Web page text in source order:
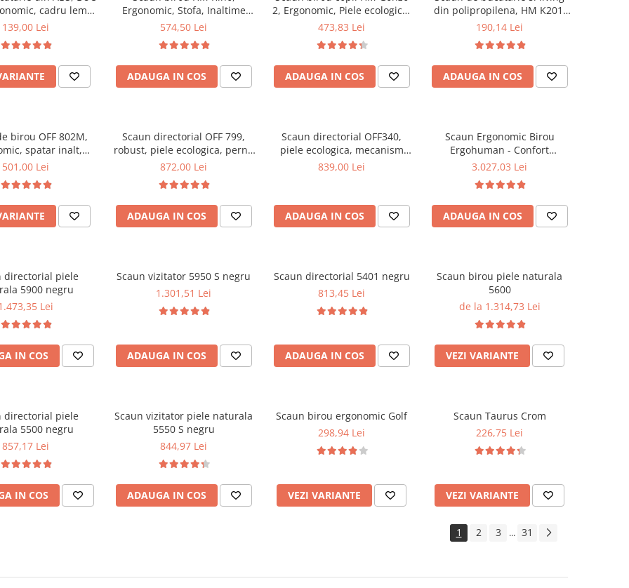
cadru lemn,
100 kg
139,00 Lei
Ergonomic, Stofa, Inaltime
reglabila, Mecanism
cm, Gri
574,50 Lei
ADAUGA IN COS
2, Ergonomic, Piele ecologica,
Inaltime ajustabila, Mecanism
473,83 Lei
ADAUGA IN COS
din polipropilena, HM K201,
ergonomic, baza lemn masiv,
100 kg, alb
190,14 Lei
ADAUGA IN COS
birou OFF 802M,
spatar inalt,
balans, roti
501,00 Lei
Scaun directorial OFF 799,
robust, piele ecologica, perne
duble, baza cromata,
872,00 Lei
ADAUGA IN COS
Scaun directorial OFF340,
piele ecologica, mecanism
balans, robust, rabatabil 180
839,00 Lei
ADAUGA IN COS
Scaun Ergonomic Birou
Ergohuman - Confort
Premium, Reglaje Inteligente
Performanta la Birou
3.027,03 Lei
ADAUGA IN COS
directorial piele
5900 negru
Lei
IN COS
Scaun vizitator 5950 S negru
1.301,51 Lei
ADAUGA IN COS
Scaun directorial 5401 negru
813,45 Lei
ADAUGA IN COS
Scaun birou piele naturala
5600
de la 1.314,73 Lei
VEZI VARIANTE
directorial piele
5500 negru
857,17 Lei
IN COS
Scaun vizitator piele naturala
5550 S negru
844,97 Lei
ADAUGA IN COS
Scaun birou ergonomic Golf
298,94 Lei
VEZI VARIANTE
Scaun Taurus Crom
226,75 Lei
VEZI VARIANTE
1 2 3 ... 31